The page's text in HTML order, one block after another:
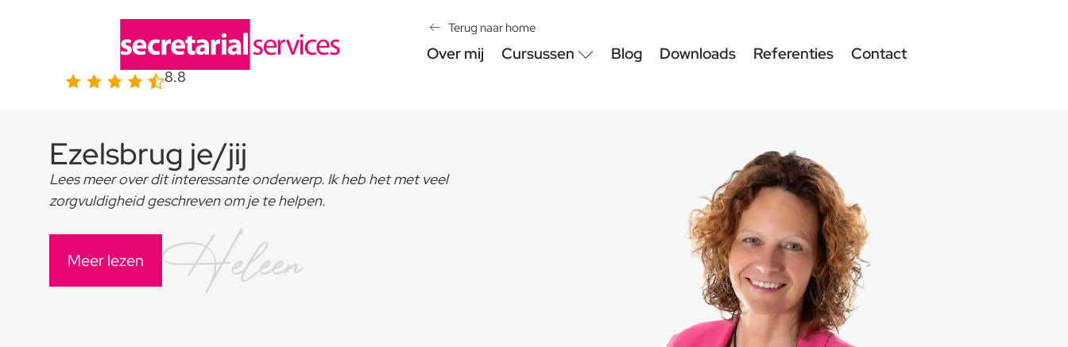
8.8
Terug naar home
Over mij Cursussen Blog Downloads Referenties Contact
Ezelsbrug je/jij
Lees meer over dit interessante onderwerp. Ik heb het met veel
zorgvuldigheid geschreven om je te helpen.
Meer lezen Heleen